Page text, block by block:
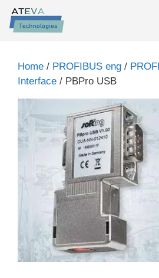
Skip
content
Home / PROFIBUS eng /
Interface / PBPro USB